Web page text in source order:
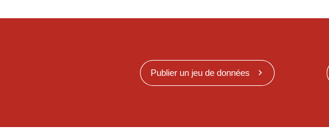
Publier un jeu de données